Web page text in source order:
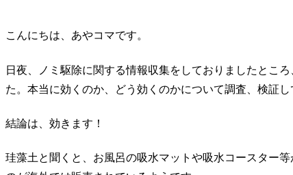
こんにちは、あやコマです。
日夜、ノミ駆除に関する情報収集をしておりましたとこ
た。本当に効くのか、どう効くのかについて調査、検証し
結論は、効きます！
珪藻土と聞くと、お風呂の吸水マットや吸水コースター